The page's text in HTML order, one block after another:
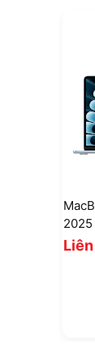
2025